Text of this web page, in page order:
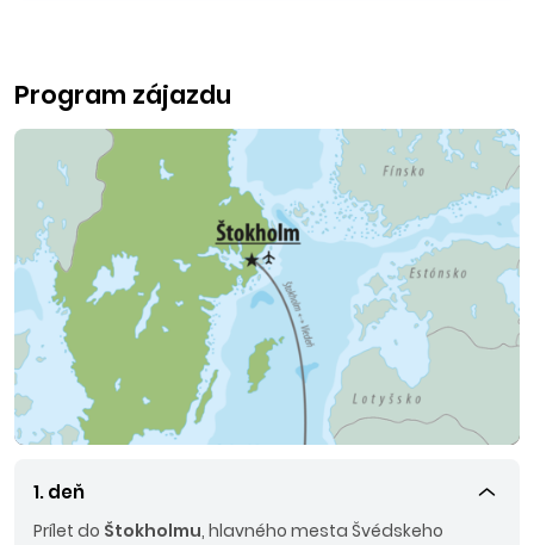
Program zájazdu
1. deň
Prílet do Štokholmu, hlavného mesta Švédskeho